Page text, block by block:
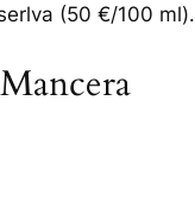
(50 €/100 ml).